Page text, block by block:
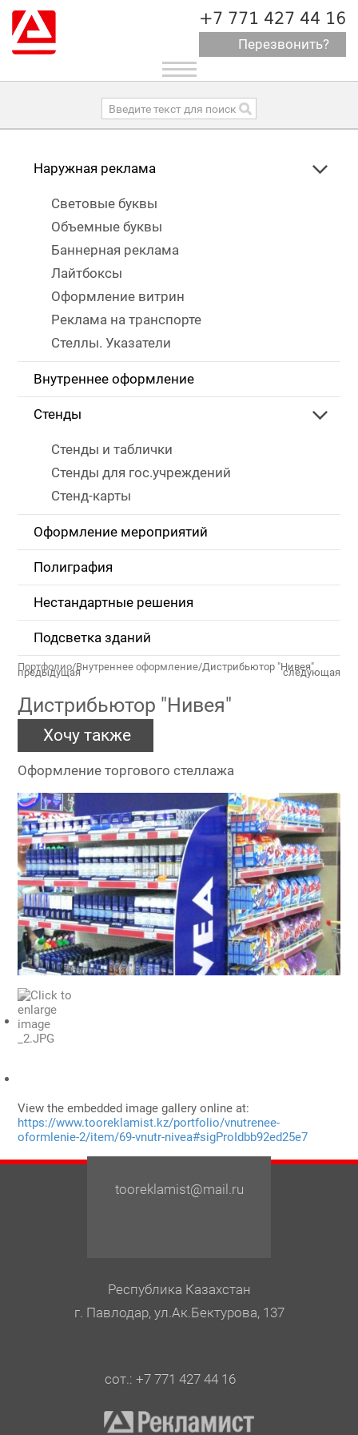
+7 771 427 44 16
Перезвонить?
Toggle
navigation
Наружная реклама
Световые буквы
Объемные буквы
Баннерная реклама
Лайтбоксы
Оформление витрин
Реклама на транспорте
Стеллы. Указатели
Внутреннее оформление
Стенды
Стенды и таблички
Стенды для гос.учреждений
Стенд-карты
Оформление мероприятий
Полиграфия
Нестандартные решения
Подсветка зданий
Портфолио/Внутреннее оформление/Дистрибьютор "Нивея"
Дистрибьютор "Нивея"
Хочу также
Оформление торгового стеллажа
View the embedded image gallery online at:
https://www.tooreklamist.kz/portfolio/vnutrenee-
oformlenie-2/item/69-vnutr-nivea#sigProIdbb92ed25e7
предыдущая следующая
tooreklamist@mail.ru
Республика Казахстан
г. Павлодар, ул.Ак.Бектурова, 137
сот.: +7 771 427 44 16